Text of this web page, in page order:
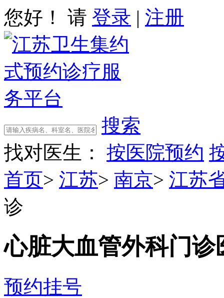
您好！ 请 登录 | 注册
搜索
找对医生：
按医院预约
首页> 江苏> 南京> 江苏
诊
心脏大血管外科门诊
预约挂号